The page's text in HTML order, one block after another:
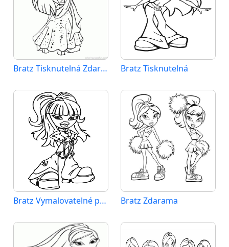
Bratz Tisknutelná Zdarma Bratz Tisknutelná
Bratz Vymalovatelné pro Děti Bratz Zdarama